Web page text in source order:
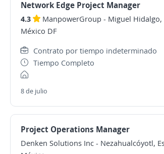
Network Edge Project Manager
4.3 ManpowerGroup - Miguel
México DF
Contrato por tiempo indeterminado
Tiempo Completo
8 de julio
Project Operations Manager
Denken Solutions Inc - Nezahualcóyotl,